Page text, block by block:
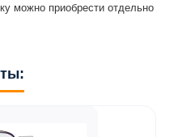
можно приобрести отдельно